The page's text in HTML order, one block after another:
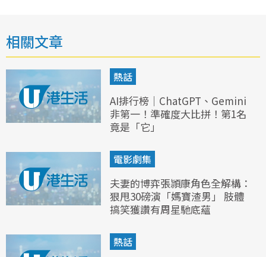
相關文章
熱話
AI排行榜｜ChatGPT、Gemini
非第一！準確度大比拼！第1名
竟是「它」
電影劇集
夫妻的博弈張頴康角色全解構：
狠甩30磅演「媽寶渣男」 肢體
搞笑獲讚有周星馳底蘊
熱話